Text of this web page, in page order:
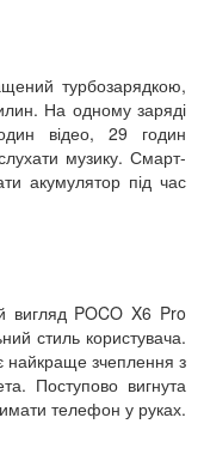
турбозарядкою,
На одному заряді
відео, 29 годин
музику. Смарт-
акумулятор під час
вигляд POCO X6 Pro
стиль користувача.
найкраще зчеплення з
Поступово вигнута
телефон у руках.